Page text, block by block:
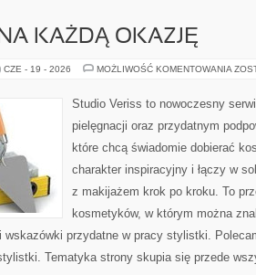
KAŻDĄ OKAZJĘ
CZE - 19 - 2026 MOŻLIWOŚĆ KOMENTOWANIA
Studio Veriss to nowoczesny
pielęgnacji oraz przydatnym
które chcą świadomie dobierać
charakter inspiracyjny i łączy w
z makijażem krok po kroku. To
kosmetyków, w którym można
wskazówki przydatne w pracy stylistki.
Tematyka strony skupia się przede